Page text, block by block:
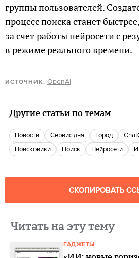
группы пользователей.
процесс поиска станет
за счет работы нейросети с
в режиме реального времени.
ИСТОЧНИК: OpenAI
Другие статьи по темам
новости Сервис дня город
поисковики
поиск нейросети
СКОПИРОВАТЬ
Читать на эту тему
ГАДЖЕТЫ